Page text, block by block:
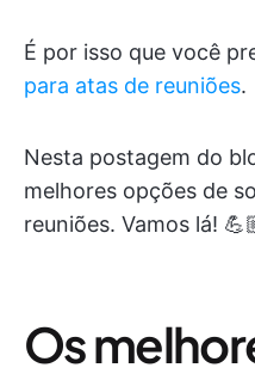
É por isso que você
para atas de reuniões.
Nesta postagem do
melhores opções de
reuniões. Vamos lá!
Os